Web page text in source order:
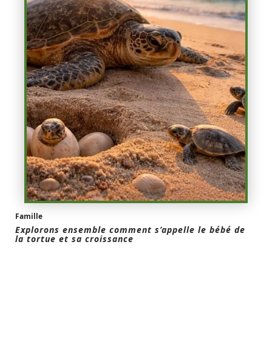
Famille
Explorons ensemble comment s’appelle le bébé de
la tortue et sa croissance